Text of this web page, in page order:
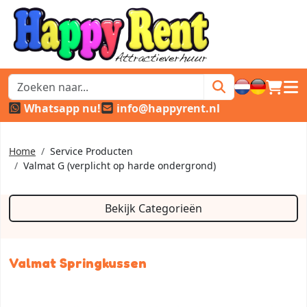
Whatsapp nu!
info@happyrent.nl
Home
Service Producten
Valmat G (verplicht op harde ondergrond)
Bekijk Categorieën
Valmat Springkussen